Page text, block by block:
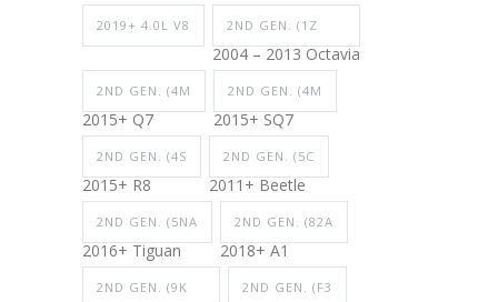
2019+ 4.0L V8 2ND GEN. (1Z
2004 – 2013 Octavia
2ND GEN. (4M
2015+ Q7
2ND GEN. (4M
2015+ SQ7
2ND GEN. (4S
2015+ R8
2ND GEN. (5C
2011+ Beetle
2ND GEN. (5NA
2016+ Tiguan
2ND GEN. (82A
2018+ A1
2ND GEN. (9K 2ND GEN. (F3